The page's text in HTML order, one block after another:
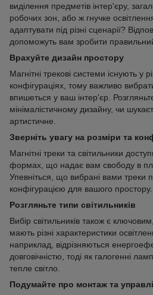
виділення предметів інтер'єру,
робочих зон, або ж гнучке
адаптувати під різні сценарії?
допоможуть вам зробити
Врахуйте дизайн простору
Магнітні трекові системи існують у
конфігураціях, тому важливо
впишеться у ваш інтер'єр.
мінімалістичному дизайну, чи
артистичне.
Зверніть увагу на розміри та
Магнітні треки та світильники
формах, що надає вам свободу в
Упевніться, що вибрані вами треки
конфігурацією для вашого простору.
Розгляньте типи світильників
Вибір світильників також є
мають різні характеристики
наприклад, відрізняються
довговічністю, тоді як галогенні
тепле світло.
Подумайте про монтаж та